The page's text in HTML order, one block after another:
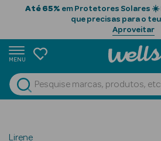
Até 65% em Protetores Solares ☀️
que precisas para o
Aproveitar
MENU
Ver Tudo
Beauty Season
Lirene